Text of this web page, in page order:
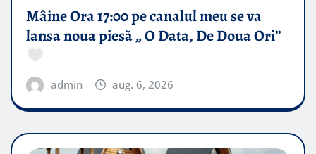
Mâine Ora 17:00 pe canalul meu se va
lansa noua piesă „ O Data, De Doua Ori”
admin aug. 6, 2026